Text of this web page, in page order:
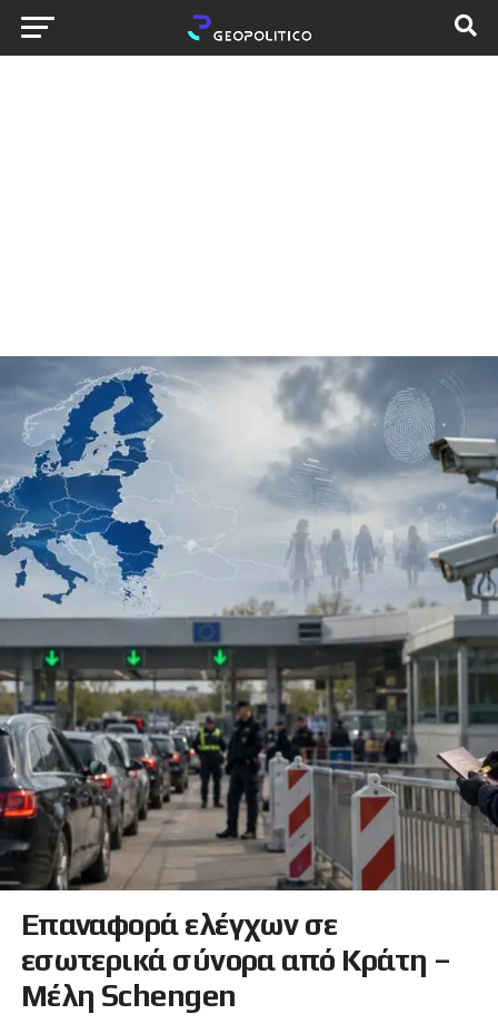
Επαναφορά ελέγχων σε
εσωτερικά σύνορα από Κράτη –
Μέλη Schengen